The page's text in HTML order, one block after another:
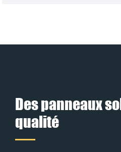
Des panneaux
qualité